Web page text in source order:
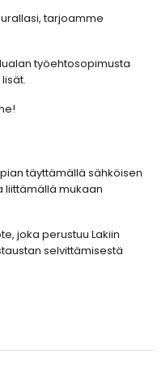
tarjoamme
työehtosopimusta
täyttämällä sähköisen
liittämällä mukaan
joka perustuu Lakiin
selvittämisestä